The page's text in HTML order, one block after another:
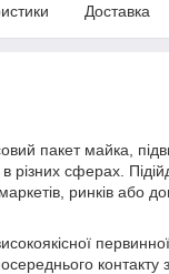
Доставка
пакет майка,
в різних сферах.
ринків або
контакту